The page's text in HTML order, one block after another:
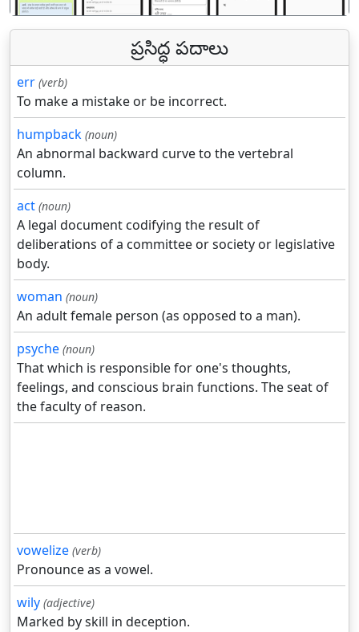
ప్రసిద్ధ పదాలు
err (verb)
To make a mistake or be incorrect.
humpback (noun)
An abnormal backward curve to the vertebral
column.
act (noun)
A legal document codifying the result of
deliberations of a committee or society or legislative
body.
woman (noun)
An adult female person (as opposed to a man).
psyche (noun)
That which is responsible for one's thoughts,
feelings, and conscious brain functions. The seat of
the faculty of reason.
vowelize (verb)
Pronounce as a vowel.
wily (adjective)
Marked by skill in deception.